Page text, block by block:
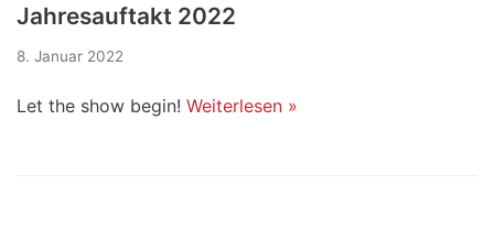
Jahresauftakt 2022
8. Januar 2022
Let the show begin! Weiterlesen »